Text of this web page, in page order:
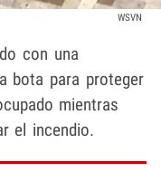
WSVN
con una
bota para proteger
mientras
el incendio.